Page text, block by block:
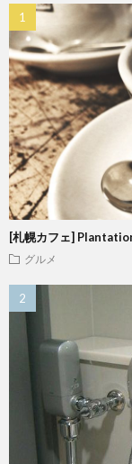
[札幌カフェ]
グルメ